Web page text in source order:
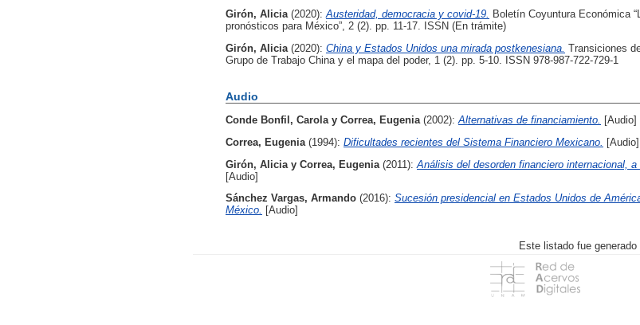
Girón, Alicia (2020):Austeridad, democracia y covid-19. Boletín Coyuntura Económica
pronósticos para México”, 2 (2). pp. 11-17. ISSN (En trámite)
Girón, Alicia (2020): China y Estados Unidos una mirada postkenesiana. Transiciones
Grupo de Trabajo China y el mapa del poder, 1 (2). pp. 5-10. ISSN 978-987-722-729-1
Audio
Conde Bonfil, Carola y Correa, Eugenia (2002): Alternativas de financiamiento.
[Audio]
Correa, Eugenia (1994): Dificultades recientes del Sistema Financiero Mexicano.
[Audio]
Girón, Alicia y Correa, Eugenia (2011): Análisis del desorden financiero internacional,
[Audio]
Sánchez Vargas, Armando (2016): Sucesión presidencial en Estados Unidos de
México. [Audio]
Este listado fue generado